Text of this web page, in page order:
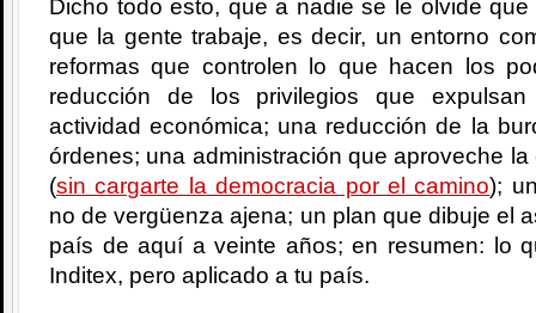
Dicho todo esto, que a nadie se le olvide
que la gente trabaje, es decir, un entorno
reformas que controlen lo que hacen los
reducción de los privilegios que
actividad económica; una reducción de la
órdenes; una administración que aproveche
(sin cargarte la democracia por el camino);
no de vergüenza ajena; un plan que dibuje el
país de aquí a veinte años; en resumen: lo
Inditex, pero aplicado a tu país.